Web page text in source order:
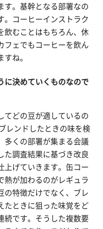
す。基幹となる部署なの
。コーヒーインストラク
飲むことはもちろん、休
フェでもコーヒーを飲ん
ね。
決めていくものなので
てどの豆が適しているの
レンドしたときの味を検
多くの部署が集まる会議
た調査結果に基づき改良
上げていきます。缶コー
熱が加わるのがレギュラ
の特徴だけでなく、ブレ
たときに狙った味覚をど
続です。そうした複数要